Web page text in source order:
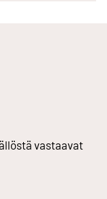
vastaavat